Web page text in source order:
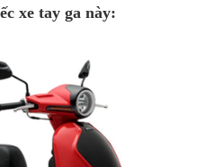
xe tay ga này: